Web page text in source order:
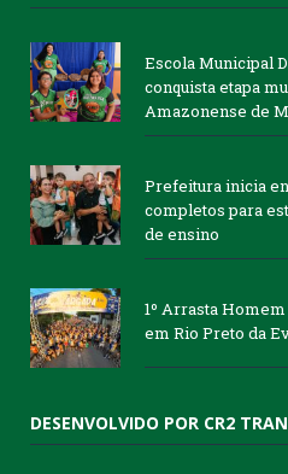
Escola Municipal
conquista etapa
Amazonense de
Prefeitura inicia
completos para
de ensino
1º Arrasta
em Rio Preto da
DESENVOLVIDO POR CR2